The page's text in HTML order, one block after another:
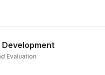
Development
Evaluation